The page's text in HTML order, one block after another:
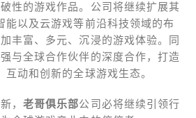
性的游戏作品。公司将继续扩展其
能以及云游戏等前沿科技领域的布
丰富、多元、沉浸的游戏体验。同
与全球合作伙伴的深度合作，打造
互动和创新的全球游戏生态。
， 老哥俱乐部公司必将继续引领行